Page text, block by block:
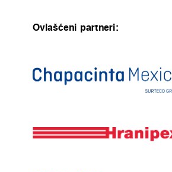
Ovlašćeni partneri: